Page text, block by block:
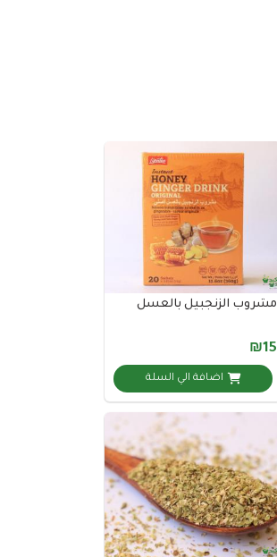
مشروب الزنجبيل بالعسل
₪15
اضافة الي السلة